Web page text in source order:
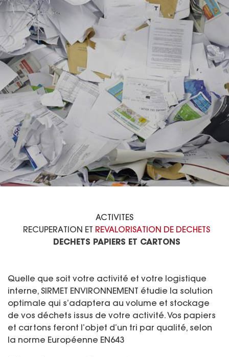
ACTIVITES
RECUPERATION ET REVALORISATION DE DECHETS
DECHETS PAPIERS ET CARTONS
Quelle que soit votre activité et votre logistique
interne, SIRMET ENVIRONNEMENT étudie la solution
optimale qui s’adaptera au volume et stockage
de vos déchets issus de votre activité. Vos papiers
et cartons feront l’objet d’un tri par qualité, selon
la norme Européenne EN643